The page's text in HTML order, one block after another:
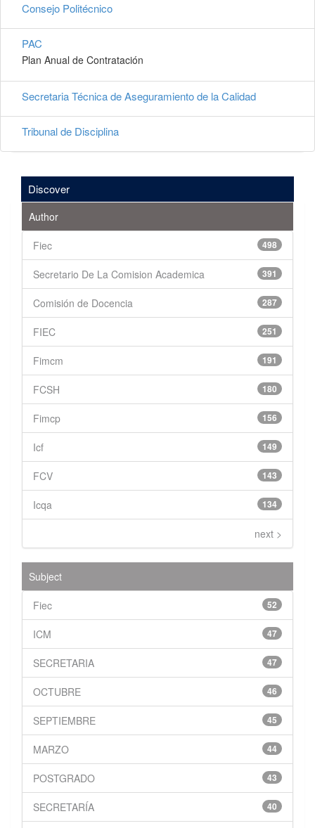
Consejo Politécnico
PAC
Plan Anual de Contratación
Secretaria Técnica de Aseguramiento de la Calidad
Tribunal de Disciplina
Discover
Author
498
Fiec
391
Secretario De La Comision Academica
287
Comisión de Docencia
251
FIEC
191
Fimcm
180
FCSH
156
Fimcp
149
Icf
143
FCV
134
Icqa
next >
Subject
52
Fiec
47
ICM
47
SECRETARIA
46
OCTUBRE
45
SEPTIEMBRE
44
MARZO
43
POSTGRADO
40
SECRETARÍA